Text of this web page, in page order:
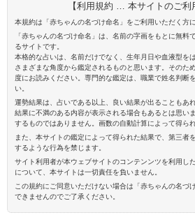
【利用規約 … 本サイトのご利
本規約は「赤ちゃんの名づけ命名」をご利用いただく方
「赤ちゃんの名づけ命名」は、名前の字画をもとに無料
るサイトです。
本格的な占いは、名前だけでなく、生年月日や血液型を
さまざまな角度から鑑定されるものと思います。そのた
度にお読みください。専門的な鑑定は、職業で姓名判断
い。
運勢結果は、占いである以上、良い結果が出ることもあ
結果に不満のある内容が表示される場合もあるとは思い
するものではありません。画数の自動計算によって得ら
また、本サイトの鑑定によって得られた結果で、第三者
するような行為を禁じます。
サイト利用者が本ウェブサイトのコンテンンツを利用し
について、本サイトは一切責任を負いません。
この規約にご同意いただけない場合は「赤ちゃんの名づ
できませんのでご了承ください。